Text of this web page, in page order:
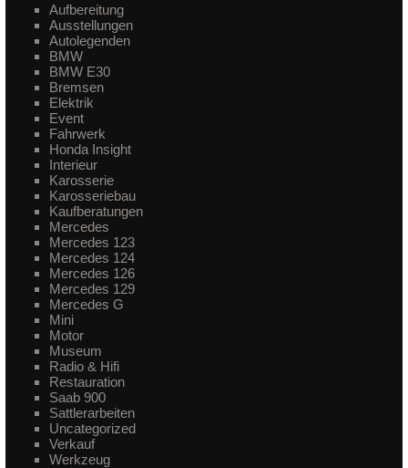
Aufbereitung
Ausstellungen
Autolegenden
BMW
BMW E30
Bremsen
Elektrik
Event
Fahrwerk
Honda Insight
Interieur
Karosserie
Karosseriebau
Kaufberatungen
Mercedes
Mercedes 123
Mercedes 124
Mercedes 126
Mercedes 129
Mercedes G
Mini
Motor
Museum
Radio & Hifi
Restauration
Saab 900
Sattlerarbeiten
Uncategorized
Verkauf
Werkzeug